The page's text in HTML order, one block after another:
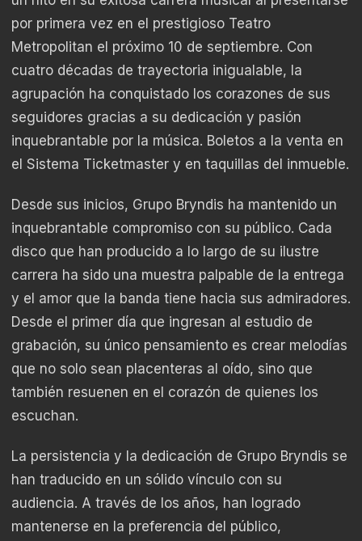
por primera vez en el prestigioso Teatro
Metropolitan el próximo 10 de septiembre. Con
cuatro décadas de trayectoria inigualable, la
agrupación ha conquistado los corazones de sus
seguidores gracias a su dedicación y pasión
inquebrantable por la música. Boletos a la venta en
el Sistema Ticketmaster y en taquillas del inmueble.
Desde sus inicios, Grupo Bryndis ha mantenido un
inquebrantable compromiso con su público. Cada
disco que han producido a lo largo de su ilustre
carrera ha sido una muestra palpable de la entrega
y el amor que la banda tiene hacia sus admiradores.
Desde el primer día que ingresan al estudio de
grabación, su único pensamiento es crear melodías
que no solo sean placenteras al oído, sino que
también resuenen en el corazón de quienes los
escuchan.
La persistencia y la dedicación de Grupo Bryndis se
han traducido en un sólido vínculo con su
audiencia. A través de los años, han logrado
mantenerse en la preferencia del público,